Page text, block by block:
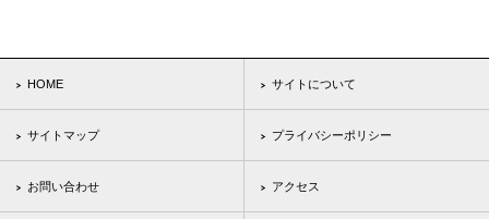
HOME サイトについて
サイトマップ プライバシーポリシー
お問い合わせ アクセス